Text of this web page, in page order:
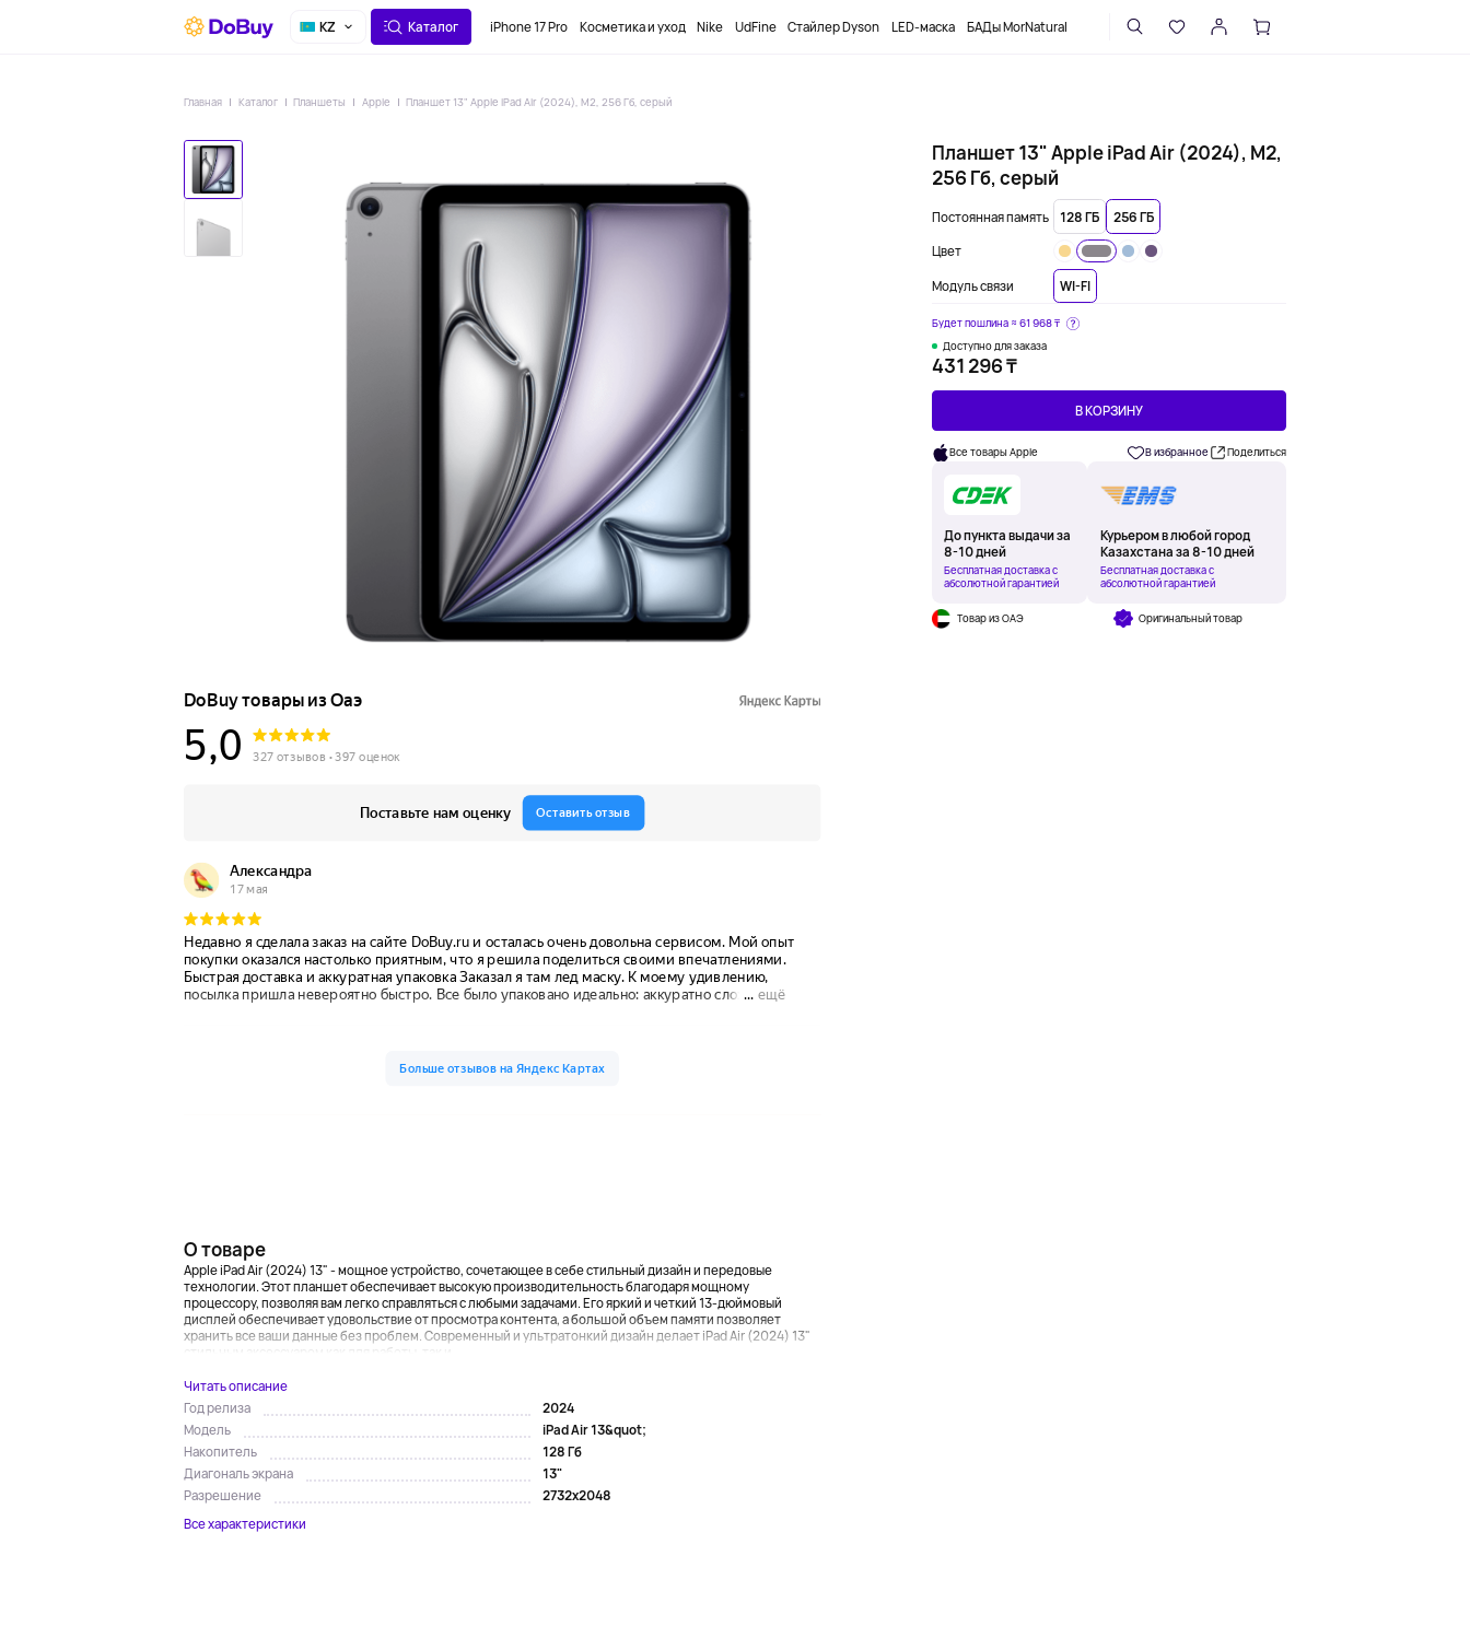
KZ Каталог iPhone 17 Pro Косметика и уход Nike UdFine Стайлер Dyson LED-маска БАДы MorNatural
Главная Каталог Планшеты Apple Планшет 13" Apple iPad Air (2024), M2, 256 Гб, серый
Планшет 13" Apple iPad Air (2024), M2,
256 Гб, серый
Постоянная память 128 ГБ 256 ГБ
Цвет
Модуль связи WI-FI
431 296 ₸
Доступно для заказа
Будет пошлина ≈ 61 968 ₸
В КОРЗИНУ
Все товары Apple В избранное Поделиться
До пункта выдачи за
8-10 дней
Бесплатная доставка с
абсолютной гарантией
Курьером в любой город
Казахстана за 8-10 дней
Бесплатная доставка с
абсолютной гарантией
Товар из ОАЭ Оригинальный товар
О товаре
Apple iPad Air (2024) 13" - мощное устройство, сочетающее в себе стильный дизайн и передовые
технологии. Этот планшет обеспечивает высокую производительность благодаря мощному
процессору, позволяя вам легко справляться с любыми задачами. Его яркий и четкий 13-дюймовый
дисплей обеспечивает удовольствие от просмотра контента, а большой объем памяти позволяет
хранить все ваши данные без проблем. Современный и ультратонкий дизайн делает iPad Air (2024) 13"
стильным аксессуаром как для работы, так и ...
Читать описание
Год релиза
2024
Модель
iPad Air 13&quot;
Накопитель
128 Гб
Диагональ экрана
13"
Разрешение
2732x2048
Все характеристики